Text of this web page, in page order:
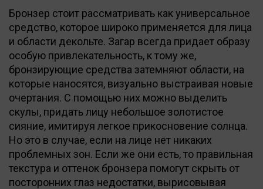
Бронзер стоит рассматривать как универсальное
средство, которое широко применяется для лица
и области декольте. Загар всегда придает образу
особую привлекательность, к тому же,
бронзирующие средства затемняют области, на
которые наносятся, визуально выстраивая новые
очертания. С помощью них можно выделить
скулы, придать лицу небольшое золотистое
сияние, имитируя легкое прикосновение солнца.
Но это в случае, если на лице нет никаких
проблемных зон. Если же они есть, то правильная
текстура и оттенок бронзера помогут скрыть от
посторонних глаз недостатки, вырисовывая